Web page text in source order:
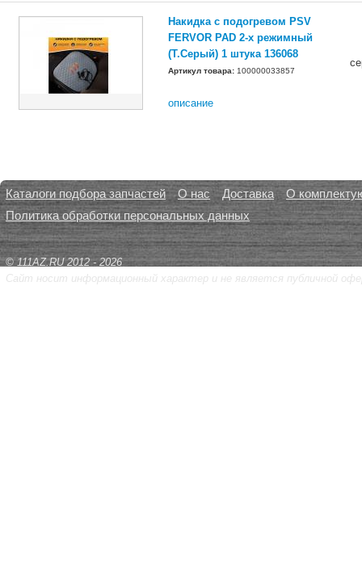
Накидка с подогревом PSV
FERVOR PAD 2-х режимный
(Т.Серый) 1 штука 136068
Артикул товара: 100000033857
описание
Каталоги подбора запчастей О нас Доставка
О
Политика обработки персональных данных
© 111AZ.RU 2012 - 2026
Сайт носит информационный характер и не является публичной